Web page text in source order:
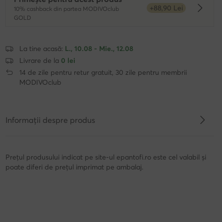
10% cashback din partea MODIVOclub
GOLD
+88,90 Lei
La tine acasă: L., 10.08 - Mie., 12.08
Livrare de la 0 lei
14 de zile pentru retur gratuit, 30 zile pentru membrii
MODIVOclub
Informații despre produs
Prețul produsului indicat pe site-ul epantofi.ro este cel valabil și
poate diferi de prețul imprimat pe ambalaj.